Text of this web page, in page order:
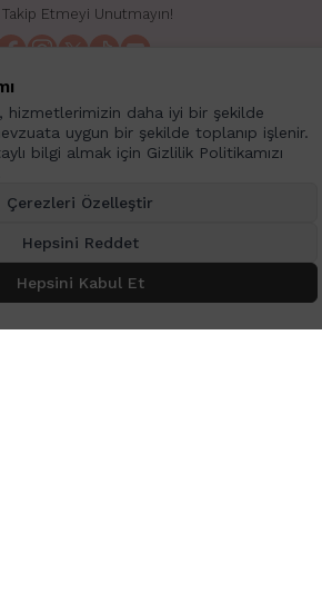
Takip Etmeyi Unutmayın!
hizmetlerimizin daha iyi bir şekilde
uygun bir şekilde toplanıp işlenir.
bilgi almak için Gizlilik Politikamızı
Çerezleri Özelleştir
Hepsini Reddet
Hepsini Kabul Et